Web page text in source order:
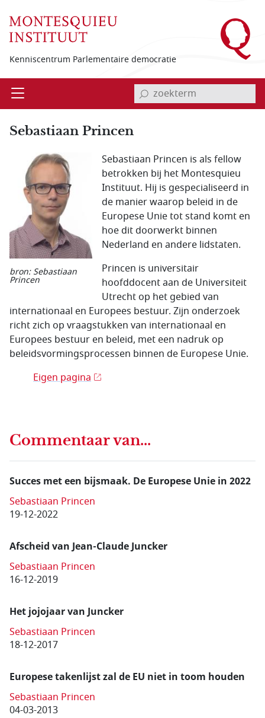
Kenniscentrum Parlementaire democratie
Open invoerveld zoekterm
Sebastiaan Princen
bron: Sebastiaan
Princen
Sebastiaan Princen is als fellow
betrokken bij het Montesquieu
Instituut. Hij is gespecialiseerd in
de manier waarop beleid in de
Europese Unie tot stand komt en
hoe dit doorwerkt binnen
Nederland en andere lidstaten.
Princen is universitair
hoofddocent aan de Universiteit
Utrecht op het gebied van
internationaal en Europees bestuur. Zijn onderzoek
richt zich op vraagstukken van internationaal en
Europees bestuur en beleid, met een nadruk op
beleidsvormingsprocessen binnen de Europese Unie.
Eigen pagina
Commentaar van...
Succes met een bijsmaak. De Europese Unie in 2022
Sebastiaan Princen
19-12-2022
Afscheid van Jean-Claude Juncker
Sebastiaan Princen
16-12-2019
Het jojojaar van Juncker
Sebastiaan Princen
18-12-2017
Europese takenlijst zal de EU niet in toom houden
Sebastiaan Princen
04-03-2013